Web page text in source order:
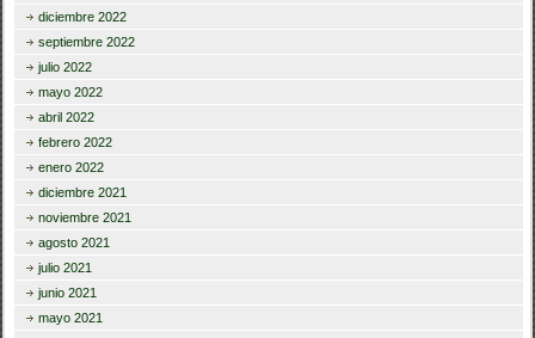
diciembre 2022
septiembre 2022
julio 2022
mayo 2022
abril 2022
febrero 2022
enero 2022
diciembre 2021
noviembre 2021
agosto 2021
julio 2021
junio 2021
mayo 2021